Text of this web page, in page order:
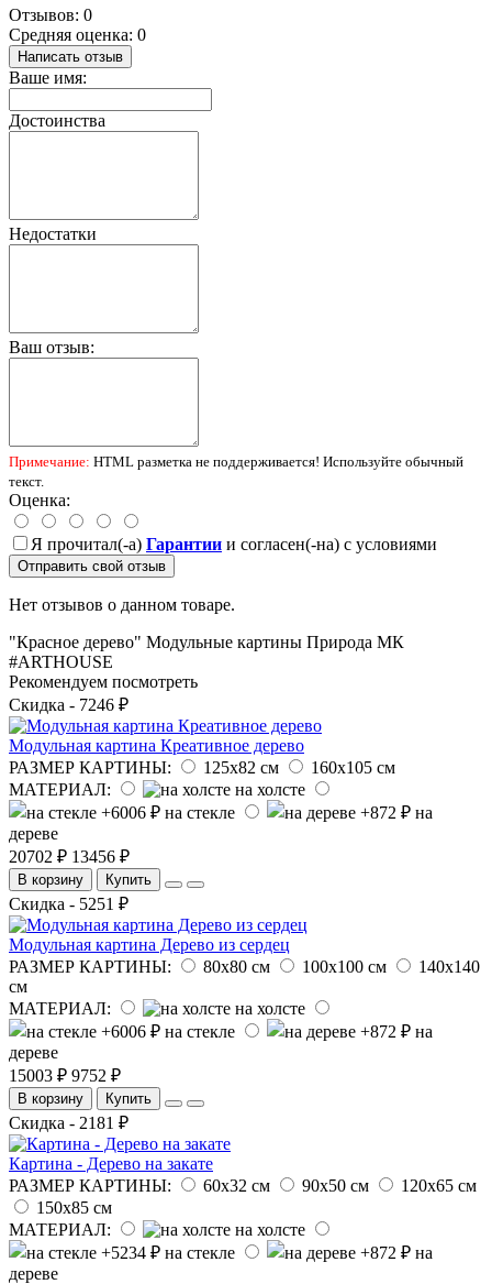
Отзывов: 0
Средняя оценка: 0
Написать отзыв
Ваше имя:
Достоинства
Недостатки
Ваш отзыв:
Примечание: HTML разметка не поддерживается! Используйте обычный
текст.
Оценка:
Я прочитал(-а) Гарантии и согласен(-на) с условиями
Отправить свой отзыв
Нет отзывов о данном товаре.
"Красное дерево" Модульные картины Природа МК
#ARTHOUSE
Рекомендуем посмотреть
Скидка - 7246 ₽
Модульная картина Креативное дерево
РАЗМЕР КАРТИНЫ:
125х82 см
160х105 см
МАТЕРИАЛ:
на холсте
на стекле
на
дереве
20702 ₽ 13456 ₽
В корзину Купить
Скидка - 5251 ₽
Модульная картина Дерево из сердец
РАЗМЕР КАРТИНЫ:
80х80 см 100х100 см
140х140
см
МАТЕРИАЛ:
на холсте
на стекле
на
дереве
15003 ₽ 9752 ₽
В корзину Купить
Скидка - 2181 ₽
Картина - Дерево на закате
РАЗМЕР КАРТИНЫ:
60х32 см 90х50 см
120х65 см
150х85 см
МАТЕРИАЛ:
на холсте
на стекле
на
дереве